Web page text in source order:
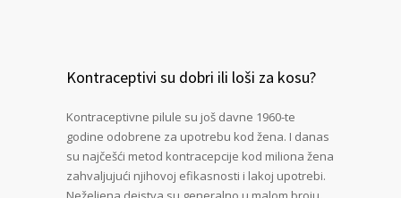
Kontraceptivi su dobri ili loši za kosu?
Kontraceptivne pilule su još davne 1960-te
godine odobrene za upotrebu kod žena. I danas
su najčešći metod kontracepcije kod miliona žena
zahvaljujući njihovoj efikasnosti i lakoj upotrebi.